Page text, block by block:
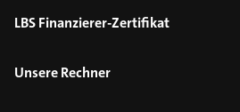
LBS Finanzierer-Zertifikat
Unsere Rechner